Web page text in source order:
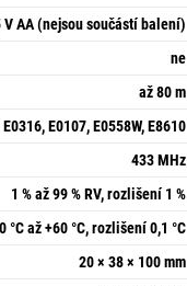
V AA (nejsou součástí balení)
ne
až 80 m
E0107, E0558W, E8610
433 MHz
1 % až 99 % RV, rozlišení 1 %
°C až +60 °C, rozlišení 0,1 °C
20 × 38 × 100 mm